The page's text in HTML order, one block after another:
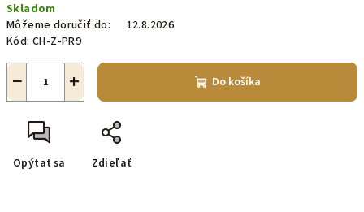
cena:
Skladom
Môžeme doručiť do:
12.8.2026
Kód: CH-Z-PR9
+
− Do košíka
Opýtať sa Zdieľať